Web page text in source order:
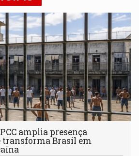
PCC amplia presença
Brasil em